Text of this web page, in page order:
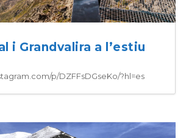
i Grandvalira a l’estiu
p/DZFFsDGseKo/?hl=es